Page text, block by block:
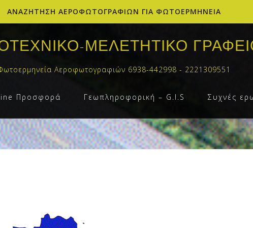
ΑΝΑΖΗΤΗΣΗ ΑΕΡΟΦΩΤΟΓΡΑΦΙΩΝ ΓΙΑ ΦΩΤΟΕΡΜΗΝΕΙΑ
ΜΕΛΕΤΗΤΙΚΟ
Αεροφωτογραφιών 6938-442998 - 2221309551
Προσφορά Γεωπληροφορική – G.I.S Συχνές